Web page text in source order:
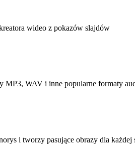
wideo z pokazów slajdów
WAV i inne popularne formaty
i tworzy pasujące obrazy dla